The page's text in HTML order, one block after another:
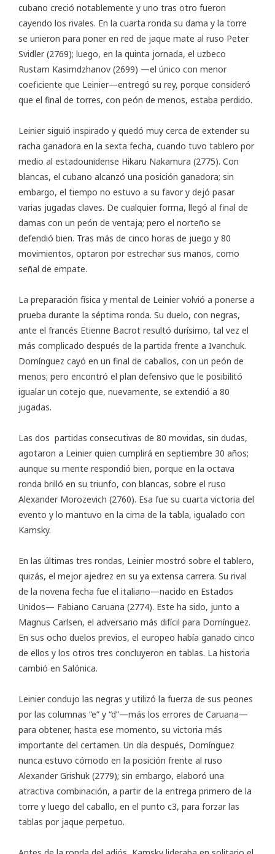
cubano creció notablemente y uno tras otro fueron
cayendo los rivales. En la cuarta ronda su dama y la torre
se unieron para poner en red de jaque mate al ruso Peter
Svidler (2769); luego, en la quinta jornada, el uzbeco
Rustam Kasimdzhanov (2699) —el único con menor
coeficiente que Leinier—entregó su rey, porque consideró
que el final de torres, con peón de menos, estaba perdido.
Leinier siguió inspirado y quedó muy cerca de extender su
racha ganadora en la sexta fecha, cuando tuvo tablero por
medio al estadounidense Hikaru Nakamura (2775). Con
blancas, el cubano alcanzó una posición ganadora; sin
embargo, el tiempo no estuvo a su favor y dejó pasar
varias jugadas claves. De cualquier forma, llegó al final de
damas con un peón de ventaja; pero el norteño se
defendió bien. Tras más de cinco horas de juego y 80
movimientos, optaron por estrechar sus manos, como
señal de empate.
La preparación física y mental de Leinier volvió a ponerse a
prueba durante la séptima ronda. Su duelo, con negras,
ante el francés Etienne Bacrot resultó durísimo, tal vez el
más complicado después de la partida frente a Ivanchuk.
Domínguez cayó en un final de caballos, con un peón de
menos; pero encontró el plan defensivo que le posibilitó
igualar un cotejo que, nuevamente, se extendió a 80
jugadas.
Las dos partidas consecutivas de 80 movidas, sin dudas,
agotaron a Leinier quien cumplirá en septiembre 30 años;
aunque su mente respondió bien, porque en la octava
ronda brilló en su triunfo, con blancas, sobre el ruso
Alexander Morozevich (2760). Esa fue su cuarta victoria del
evento y lo mantuvo en la cima de la tabla, igualado con
Kamsky.
En las últimas tres rondas, Leinier mostró sobre el tablero,
quizás, el mejor ajedrez en su ya extensa carrera. Su rival
de la novena fecha fue el italiano—nacido en Estados
Unidos— Fabiano Caruana (2774). Este ha sido, junto a
Magnus Carlsen, el adversario más difícil para Domínguez.
En sus ocho duelos previos, el europeo había ganado cinco
de ellos y los otros tres concluyeron en tablas. La historia
cambió en Salónica.
Leinier condujo las negras y utilizó la fuerza de sus peones
por las columnas “e” y “d”—más los errores de Caruana—
para obtener, hasta ese momento, su victoria más
importante del certamen. Un día después, Domínguez
nunca estuvo cómodo en la posición frente al ruso
Alexander Grishuk (2779); sin embargo, elaboró una
atractiva combinación, a partir de la entrega primero de la
torre y luego del caballo, en el punto c3, para forzar las
tablas por jaque perpetuo.